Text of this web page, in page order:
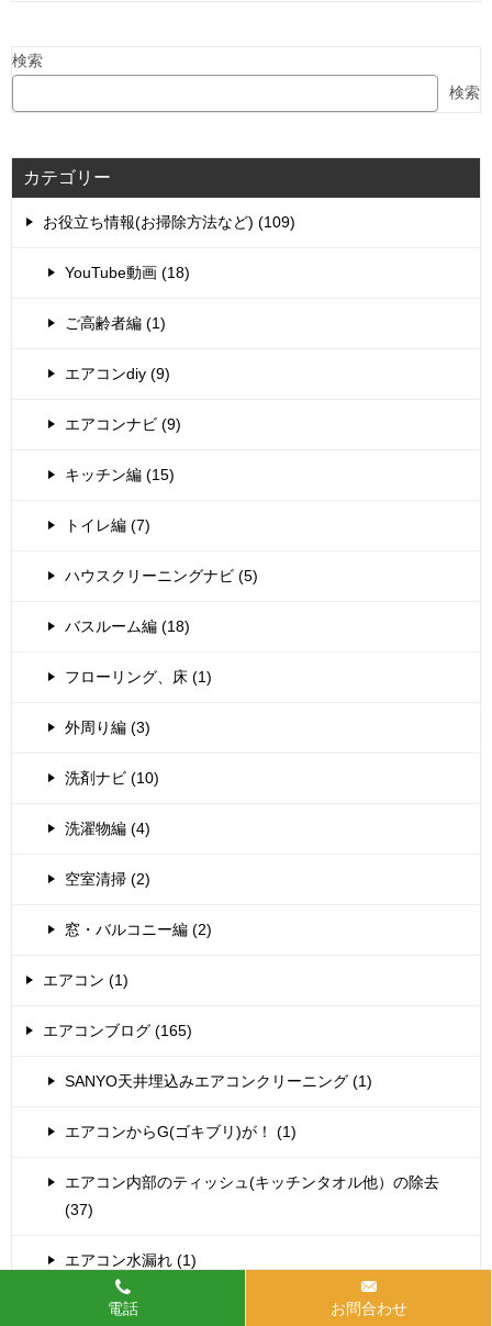
検索
検索
カテゴリー
お役立ち情報(お掃除方法など) (109)
YouTube動画 (18)
ご高齢者編 (1)
エアコンdiy (9)
エアコンナビ (9)
キッチン編 (15)
トイレ編 (7)
ハウスクリーニングナビ (5)
バスルーム編 (18)
フローリング、床 (1)
外周り編 (3)
洗剤ナビ (10)
洗濯物編 (4)
空室清掃 (2)
窓・バルコニー編 (2)
エアコン (1)
エアコンブログ (165)
SANYO天井埋込みエアコンクリーニング (1)
エアコンからG(ゴキブリ)が！ (1)
エアコン内部のティッシュ(キッチンタオル他）の除去
(37)
エアコン水漏れ (1)
シャープお掃除機能付きエアコン分解クリーニング (7)
電話 お問合わせ